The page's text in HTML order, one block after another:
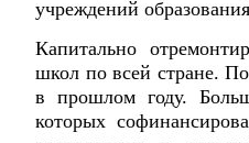
учреждений
Капитально
школ по всей стране.
в прошлом году.
которых